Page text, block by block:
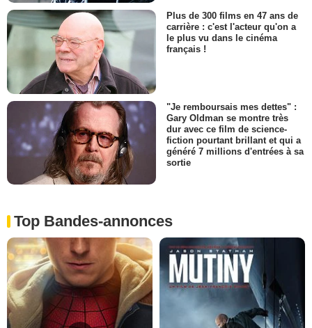
Plus de 300 films en 47 ans de
carrière : c'est l'acteur qu'on a
le plus vu dans le cinéma
français !
"Je remboursais mes dettes" :
Gary Oldman se montre très
dur avec ce film de science-
fiction pourtant brillant et qui a
généré 7 millions d'entrées à sa
sortie
Top Bandes-annonces